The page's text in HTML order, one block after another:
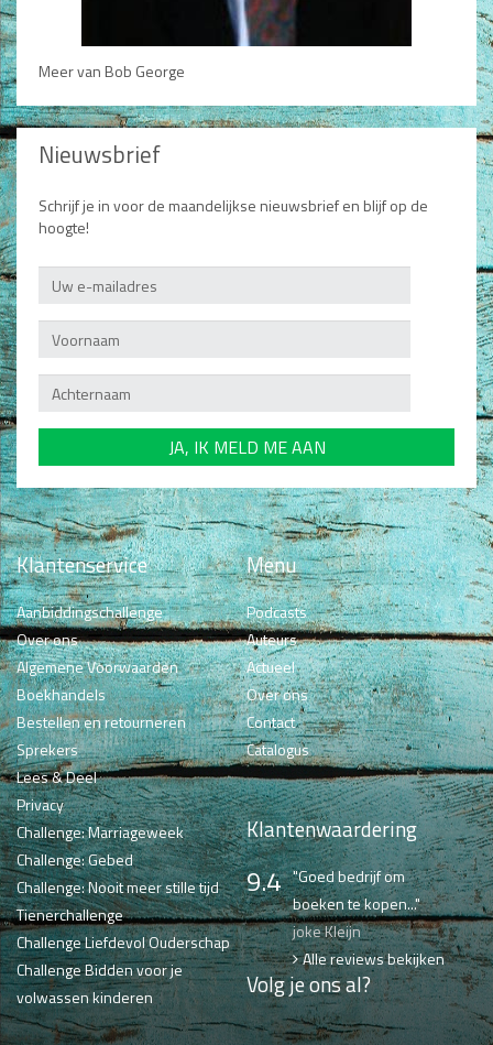
Meer van Bob George
Nieuwsbrief
Schrijf je in voor de maandelijkse nieuwsbrief en blijf op de
hoogte!
Klantenservice
Aanbiddingschallenge
Over ons
Algemene Voorwaarden
Boekhandels
Bestellen en retourneren
Sprekers
Lees & Deel
Privacy
Challenge: Marriageweek
Challenge: Gebed
Challenge: Nooit meer stille tijd
Tienerchallenge
Challenge Liefdevol Ouderschap
Challenge Bidden voor je
volwassen kinderen
Menu
Podcasts
Auteurs
Actueel
Over ons
Contact
Catalogus
Klantenwaardering
9.4 "Goed bedrijf om
boeken te kopen..."
joke Kleijn
Alle reviews bekijken
Volg je ons al?